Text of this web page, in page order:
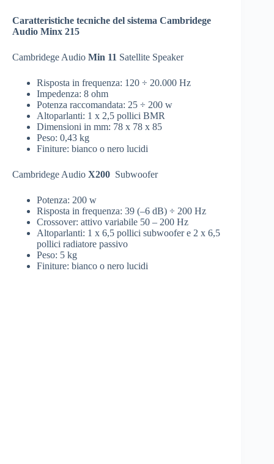
Caratteristiche tecniche del sistema Cambridege
Audio Minx 215
Cambridege Audio Min 11 Satellite Speaker
Risposta in frequenza: 120 ÷ 20.000 Hz
Impedenza: 8 ohm
Potenza raccomandata: 25 ÷ 200 w
Altoparlanti: 1 x 2,5 pollici BMR
Dimensioni in mm: 78 x 78 x 85
Peso: 0,43 kg
Finiture: bianco o nero lucidi
Cambridege Audio X200 Subwoofer
Potenza: 200 w
Risposta in frequenza: 39 (–6 dB) ÷ 200 Hz
Crossover: attivo variabile 50 – 200 Hz
Altoparlanti: 1 x 6,5 pollici subwoofer e 2 x 6,5
pollici radiatore passivo
Peso: 5 kg
Finiture: bianco o nero lucidi